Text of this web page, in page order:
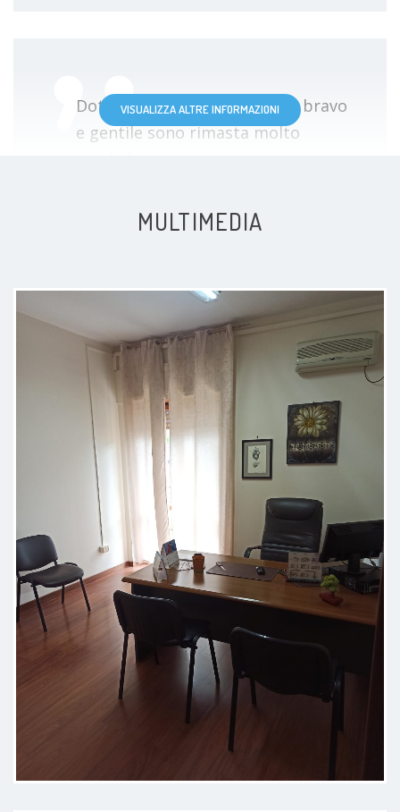
Dottore molto professionale bravo
e gentile sono rimasta molto
Dottore bravissimo è stato molto
chiaro nel parlare
Paziente
Eccellente professionista,
estremamente empatica e molto
scrupoloso e dettagliato sia nella
visita che nelle spiegazioni tecniche
. Consiglio vivamente
VISUALIZZA ALTRE INFORMAZIONI
MULTIMEDIA